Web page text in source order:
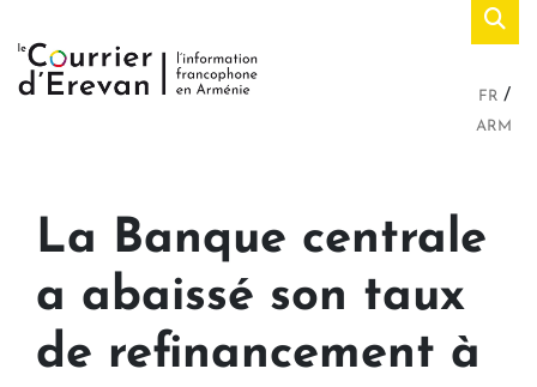
FR
ARM
La Banque centrale
a abaissé son taux
de refinancement à